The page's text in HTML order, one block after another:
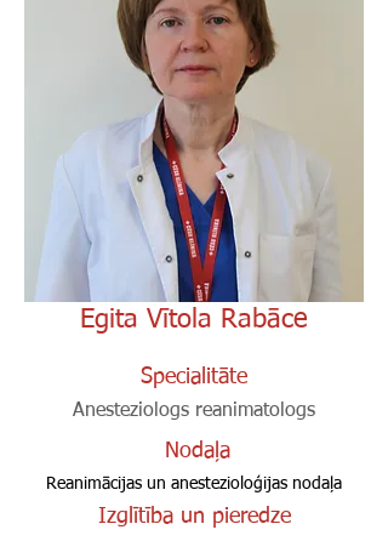
Egita Vītola Rabāce
Specialitāte
Anesteziologs reanimatologs
Nodaļa
Reanimācijas un anestezioloģijas nodaļa
Izglītība un pieredze